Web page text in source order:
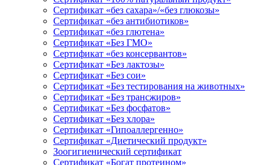
Сертификат «без сахара»/«без глюкозы»
Сертификат «без антибиотиков»
Сертификат «без глютена»
Сертификат «Без ГМО»
Сертификат «без консервантов»
Сертификат «Без лактозы»
Сертификат «Без сои»
Сертификат «Без тестирования на животных»
Сертификат «Без трансжиров»
Сертификат «Без фосфатов»
Сертификат «Без хлора»
Сертификат «Гипоаллергенно»
Сертификат «Диетический продукт»
Зоогигиенический сертификат
Сертификат «Богат протеином»